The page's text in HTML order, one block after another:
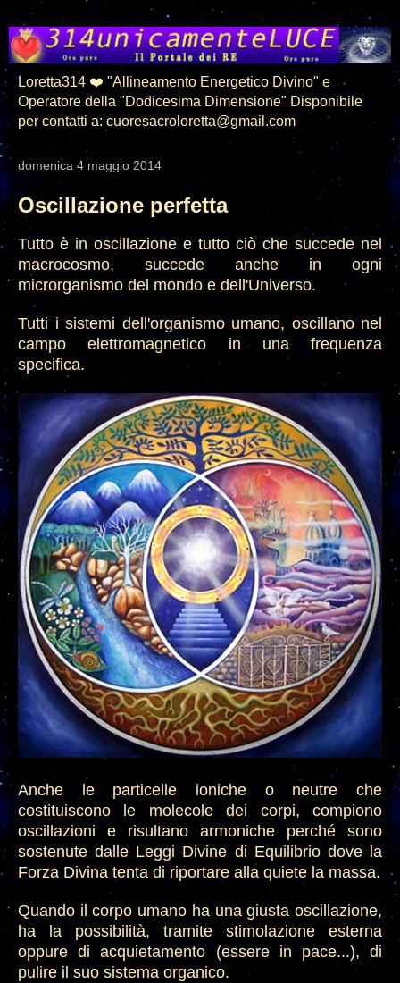
Loretta314 ❤️ "Allineamento Energetico Divino" e
Operatore della "Dodicesima Dimensione" Disponibile
per contatti a: cuoresacroloretta@gmail.com
domenica 4 maggio 2014
Oscillazione perfetta
Tutto è in oscillazione e tutto ciò che succede nel
macrocosmo, succede anche in ogni
microrganismo del mondo e dell'Universo.
Tutti i sistemi dell'organismo umano, oscillano nel
campo elettromagnetico in una frequenza
specifica.
Anche le particelle ioniche o neutre che
costituiscono le molecole dei corpi, compiono
oscillazioni e risultano armoniche perché sono
sostenute dalle Leggi Divine di Equilibrio dove la
Forza Divina tenta di riportare alla quiete la massa.
Quando il corpo umano ha una giusta oscillazione,
ha la possibilità, tramite stimolazione esterna
oppure di acquietamento (essere in pace...), di
pulire il suo sistema organico.